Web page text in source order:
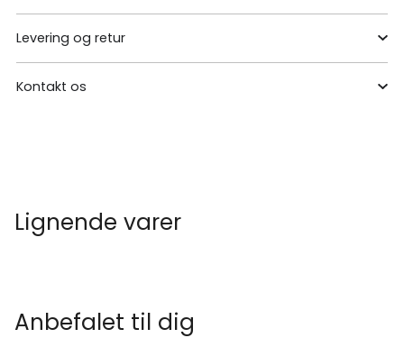
Levering og retur
Kontakt os
Lignende varer
Anbefalet til dig